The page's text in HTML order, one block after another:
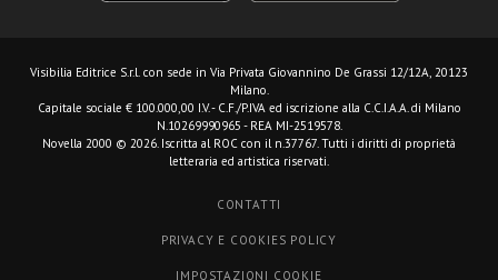
Visibilia Editrice S.r.l. con sede in Via Privata Giovannino De Grassi 12/12A, 20123
Milano.
Capitale sociale € 100.000,00 I.V. - C.F./P.IVA ed iscrizione alla C.C.I.A.A. di Milano
N.10269990965 - REA MI-2519578.
Novella 2000 © 2026. Iscritta al ROC con il n.37767. Tutti i diritti di proprietà
letteraria ed artistica riservati.
CONTATTI
PRIVACY E COOKIES POLICY
IMPOSTAZIONI COOKIE